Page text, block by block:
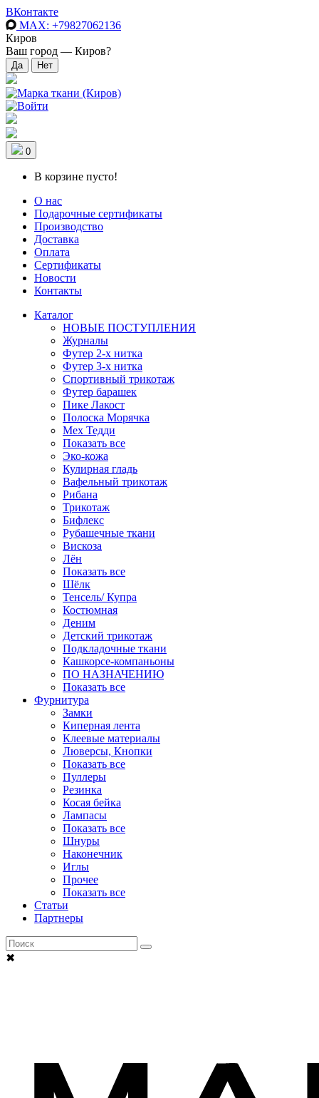
ВКонтакте
MAX: +79827062136
Киров
Ваш город — Киров?
0
В корзине пусто!
О нас
Подарочные сертификаты
Производство
Доставка
Оплата
Сертификаты
Новости
Контакты
Каталог
НОВЫЕ ПОСТУПЛЕНИЯ
Журналы
Футер 2-х нитка
Футер 3-х нитка
Спортивный трикотаж
Футер барашек
Пике Лакост
Полоска Морячка
Мех Тедди
Показать все
Эко-кожа
Кулирная гладь
Вафельный трикотаж
Рибана
Трикотаж
Бифлекс
Рубашечные ткани
Вискоза
Лён
Показать все
Шёлк
Тенсель/ Купра
Костюмная
Деним
Детский трикотаж
Подкладочные ткани
Кашкорсе-компаньоны
ПО НАЗНАЧЕНИЮ
Показать все
Фурнитура
Замки
Киперная лента
Клеевые материалы
Люверсы, Кнопки
Показать все
Пуллеры
Резинка
Косая бейка
Лампасы
Показать все
Шнуры
Наконечник
Иглы
Прочее
Показать все
Статьи
Партнеры
✖